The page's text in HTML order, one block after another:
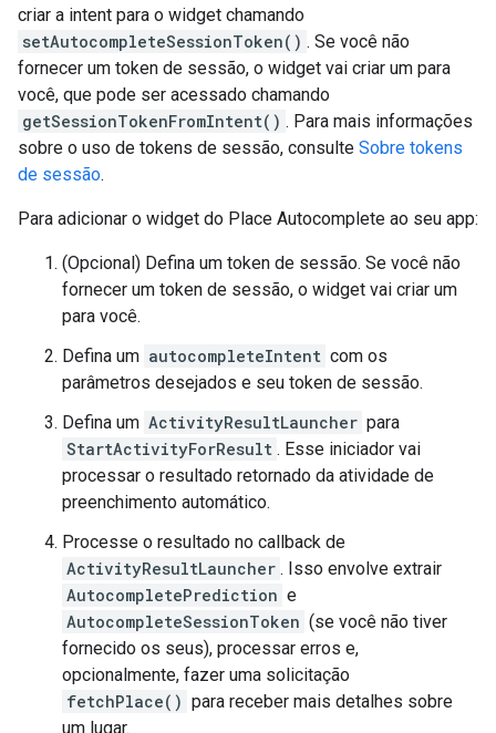
criar a intent para o widget chamando
setAutocompleteSessionToken() . Se você não
fornecer um token de sessão, o widget vai criar um para
você, que pode ser acessado chamando
getSessionTokenFromIntent() . Para mais informações
sobre o uso de tokens de sessão, consulte Sobre tokens
de sessão.
Para adicionar o widget do Place Autocomplete ao seu app:
(Opcional) Defina um token de sessão. Se você não
fornecer um token de sessão, o widget vai criar um
para você.
Defina um autocompleteIntent com os
parâmetros desejados e seu token de sessão.
Defina um ActivityResultLauncher para
StartActivityForResult . Esse iniciador vai
processar o resultado retornado da atividade de
preenchimento automático.
Processe o resultado no callback de
ActivityResultLauncher . Isso envolve extrair
AutocompletePrediction e
AutocompleteSessionToken (se você não tiver
fornecido os seus), processar erros e,
opcionalmente, fazer uma solicitação
fetchPlace() para receber mais detalhes sobre
um lugar.